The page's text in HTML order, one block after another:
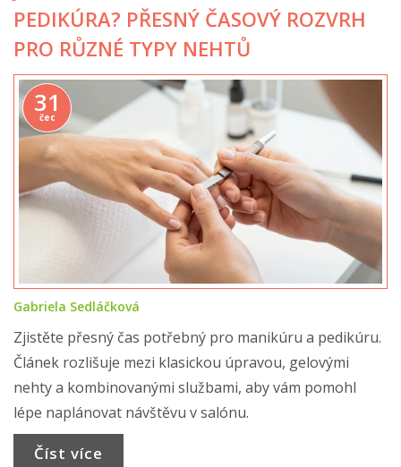
PEDIKÚRA? PŘESNÝ ČASOVÝ ROZVRH
PRO RŮZNÉ TYPY NEHTŮ
31
čec
Gabriela Sedláčková
Zjistěte přesný čas potřebný pro manikúru a pedikúru.
Článek rozlišuje mezi klasickou úpravou, gelovými
nehty a kombinovanými službami, aby vám pomohl
lépe naplánovat návštěvu v salónu.
Číst více